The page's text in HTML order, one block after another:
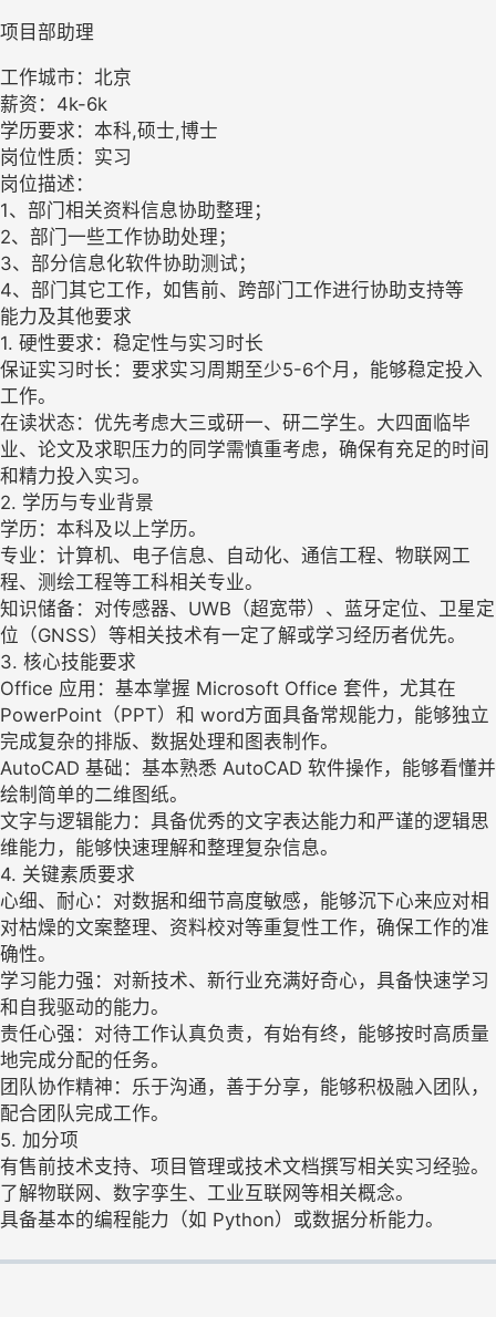
项目部助理
工作城市：北京
薪资：4k-6k
学历要求：本科,硕士,博士
岗位性质：实习
岗位描述：
1、部门相关资料信息协助整理；
2、部门一些工作协助处理；
3、部分信息化软件协助测试；
4、部门其它工作，如售前、跨部门工作进行协助支持等
能力及其他要求
1. 硬性要求：稳定性与实习时长
保证实习时长：要求实习周期至少5-6个月，能够稳定投入
工作。
在读状态：优先考虑大三或研一、研二学生。大四面临毕
业、论文及求职压力的同学需慎重考虑，确保有充足的时间
和精力投入实习。
2. 学历与专业背景
学历：本科及以上学历。
专业：计算机、电子信息、自动化、通信工程、物联网工
程、测绘工程等工科相关专业。
知识储备：对传感器、UWB（超宽带）、蓝牙定位、卫星定
位（GNSS）等相关技术有一定了解或学习经历者优先。
3. 核心技能要求
Office 应用：基本掌握 Microsoft Office 套件，尤其在
PowerPoint（PPT）和 word方面具备常规能力，能够独立
完成复杂的排版、数据处理和图表制作。
AutoCAD 基础：基本熟悉 AutoCAD 软件操作，能够看懂并
绘制简单的二维图纸。
文字与逻辑能力：具备优秀的文字表达能力和严谨的逻辑思
维能力，能够快速理解和整理复杂信息。
4. 关键素质要求
心细、耐心：对数据和细节高度敏感，能够沉下心来应对相
对枯燥的文案整理、资料校对等重复性工作，确保工作的准
确性。
学习能力强：对新技术、新行业充满好奇心，具备快速学习
和自我驱动的能力。
责任心强：对待工作认真负责，有始有终，能够按时高质量
地完成分配的任务。
团队协作精神：乐于沟通，善于分享，能够积极融入团队，
配合团队完成工作。
5. 加分项
有售前技术支持、项目管理或技术文档撰写相关实习经验。
了解物联网、数字孪生、工业互联网等相关概念。
具备基本的编程能力（如 Python）或数据分析能力。